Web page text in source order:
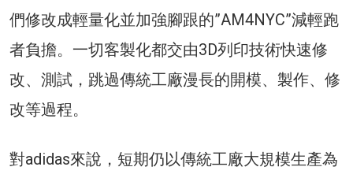
們修改成輕量化並加強腳跟的”AM4NYC”減輕跑
者負擔。一切客製化都交由3D列印技術快速修
改、測試，跳過傳統工廠漫長的開模、製作、修
改等過程。
對adidas來說，短期仍以傳統工廠大規模生產為